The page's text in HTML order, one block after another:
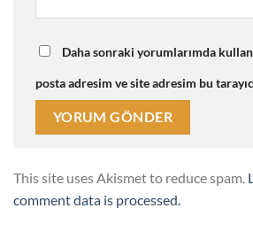
Daha sonraki yorumlarımda
posta adresim ve site adresim bu
This site uses Akismet to reduce spam.
comment data is processed.